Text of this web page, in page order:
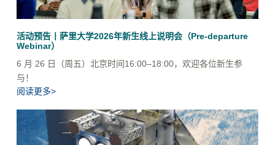
活动预告丨萨里大学2026年新生线上说明会（Pre-departure
Webinar）
6 月 26 日（周五）北京时间16:00–18:00，欢迎各位新生参
与！
阅读更多>